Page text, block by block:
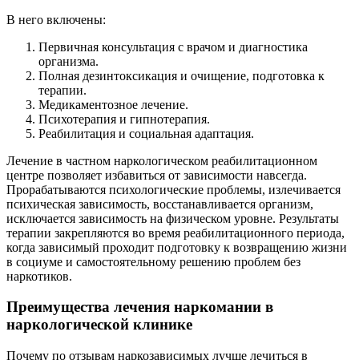
В него включены:
Первичная консультация с врачом и диагностика
организма.
Полная дезинтоксикация и очищение, подготовка к
терапии.
Медикаментозное лечение.
Психотерапия и гипнотерапия.
Реабилитация и социальная адаптация.
Лечение в частном наркологическом реабилитационном
центре позволяет избавиться от зависимости навсегда.
Прорабатываются психологические проблемы, излечивается
психическая зависимость, восстанавливается организм,
исключается зависимость на физическом уровне. Результаты
терапии закрепляются во время реабилитационного периода,
когда зависимый проходит подготовку к возвращению жизни
в социуме и самостоятельному решению проблем без
наркотиков.
Преимущества лечения наркомании в
наркологической клинике
Почему по отзывам наркозависимых лучше лечиться в